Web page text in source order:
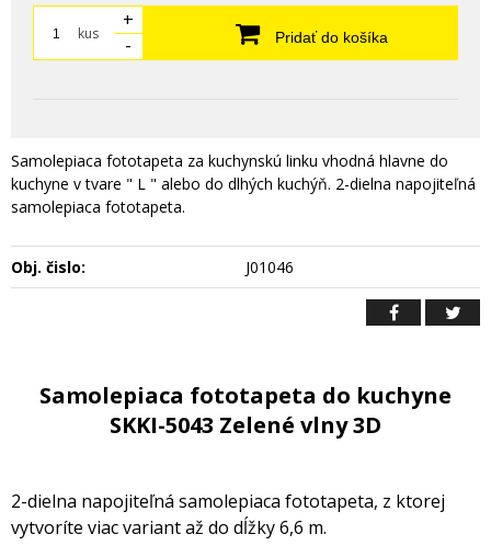
kus
+
-
Pridať do košíka
Samolepiaca fototapeta za kuchynskú linku vhodná hlavne do
kuchyne v tvare " L " alebo do dlhých kuchýň. 2-dielna napojiteľná
samolepiaca fototapeta.
Obj. čislo: J01046
Samolepiaca fototapeta do kuchyne
SKKI-5043 Zelené vlny 3D
2-dielna napojiteľná samolepiaca fototapeta, z ktorej
vytvoríte viac variant až do dĺžky 6,6 m.